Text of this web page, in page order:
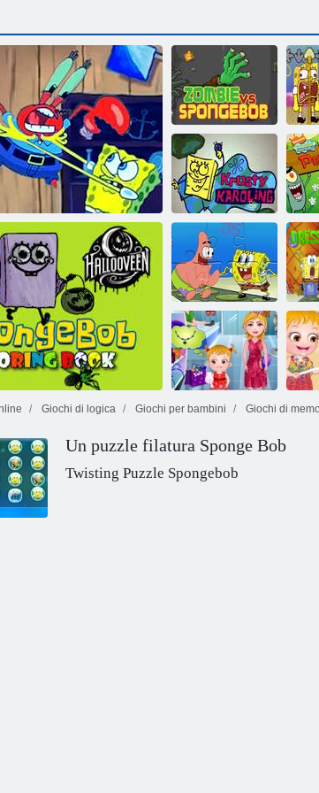
SpongeBob contro Mr
Krabs
Zombie contro
SpongeBoob
Friday Night
Funkin' Krusty
Karoling
Puzzle:
SpongeBob
SquarePants
Abito di fantasia
per bambini
Giochi di logica Giochi per bambini Giochi di
Un puzzle filatura Sponge Bob
Twisting Puzzle Spongebob